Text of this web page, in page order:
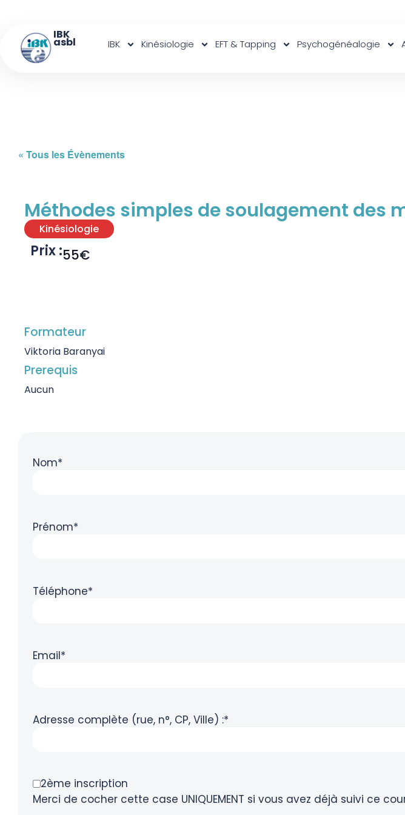
IBK
asbl IBK Kinésiologie EFT & Tapping Psychogénéalogie
« Tous les Évènements
Méthodes simples de soulagement des
Kinésiologie
Prix :55€
Formateur
Viktoria Baranyai
Prerequis
Aucun
Nom*
Prénom*
Téléphone*
Email*
Adresse complète (rue, n°, CP, Ville) :*
2ème inscription
Merci de cocher cette case UNIQUEMENT si vous avez déjà suivi ce